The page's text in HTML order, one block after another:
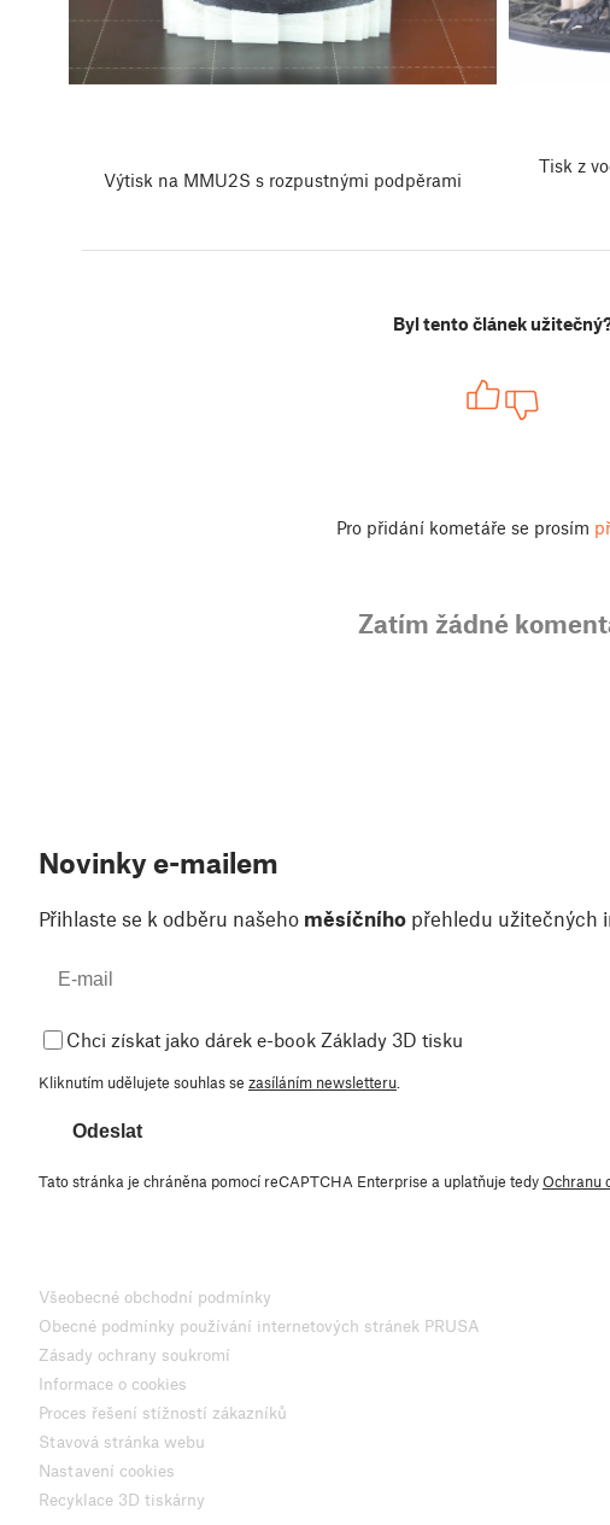
Výtisk na MMU2S s rozpustnými podpěrami
Tisk z
Byl tento článek
Pro přidání kometáře se prosím
Zatím žádné
Novinky e-mailem
Přihlaste se k odběru našeho měsíčního přehledu užitečných
Chci získat jako dárek e-book Základy 3D tisku
Kliknutím udělujete souhlas se zasíláním newsletteru
Odeslat
Tato stránka je chráněna pomocí reCAPTCHA Enterprise a uplatňuje tedyOchranu
Všeobecné obchodní podmínky
Obecné podmínky používání internetových stránek PRUSA
Zásady ochrany soukromí
Informace o cookies
Proces řešení stížností zákazníků
Stavová stránka webu
Nastavení cookies
Recyklace 3D tiskárny